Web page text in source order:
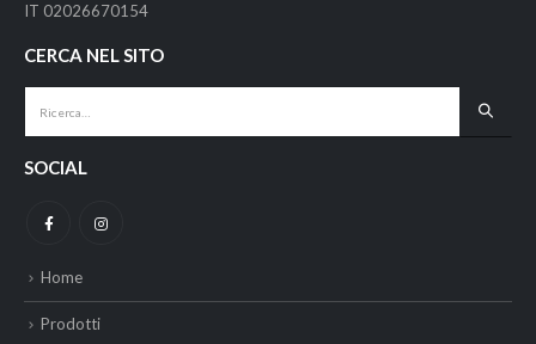
IT 02026670154
CERCA NEL SITO
SOCIAL
Home
Prodotti